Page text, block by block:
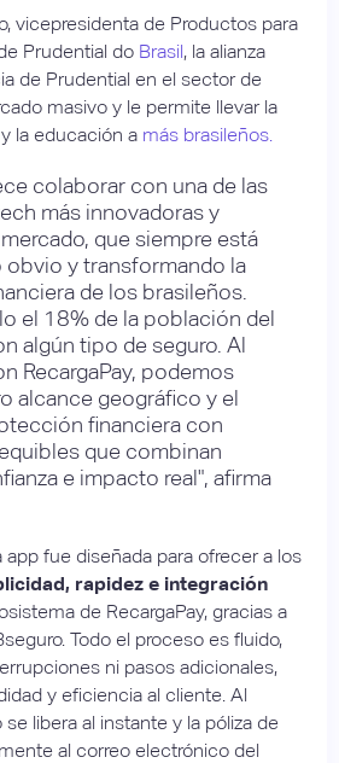
vicepresidenta de Productos para
Prudential do Brasil, la alianza
de Prudential en el sector de
masivo y le permite llevar la
la educación a más brasileños.
colaborar con una de las
más innovadoras y
que siempre está
obvio y transformando la
de los brasileños.
el 18% de la población del
algún tipo de seguro. Al
RecargaPay, podemos
alcance geográfico y el
financiera con
que combinan
e impacto real", afirma
app fue diseñada para ofrecer a los
rapidez e integración
de RecargaPay, gracias a
Todo el proceso es fluido,
ni pasos adicionales,
y eficiencia al cliente. Al
se libera al instante y la póliza de
al correo electrónico del